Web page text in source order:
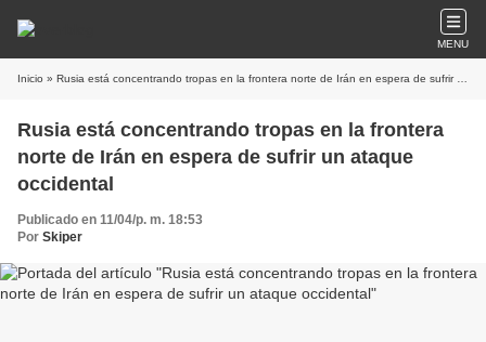
MENU
Inicio » Rusia está concentrando tropas en la frontera norte de Irán en espera de sufrir un ataque occidental
Rusia está concentrando tropas en la frontera
norte de Irán en espera de sufrir un ataque
occidental
Publicado en 11/04/p. m. 18:53
Por Skiper